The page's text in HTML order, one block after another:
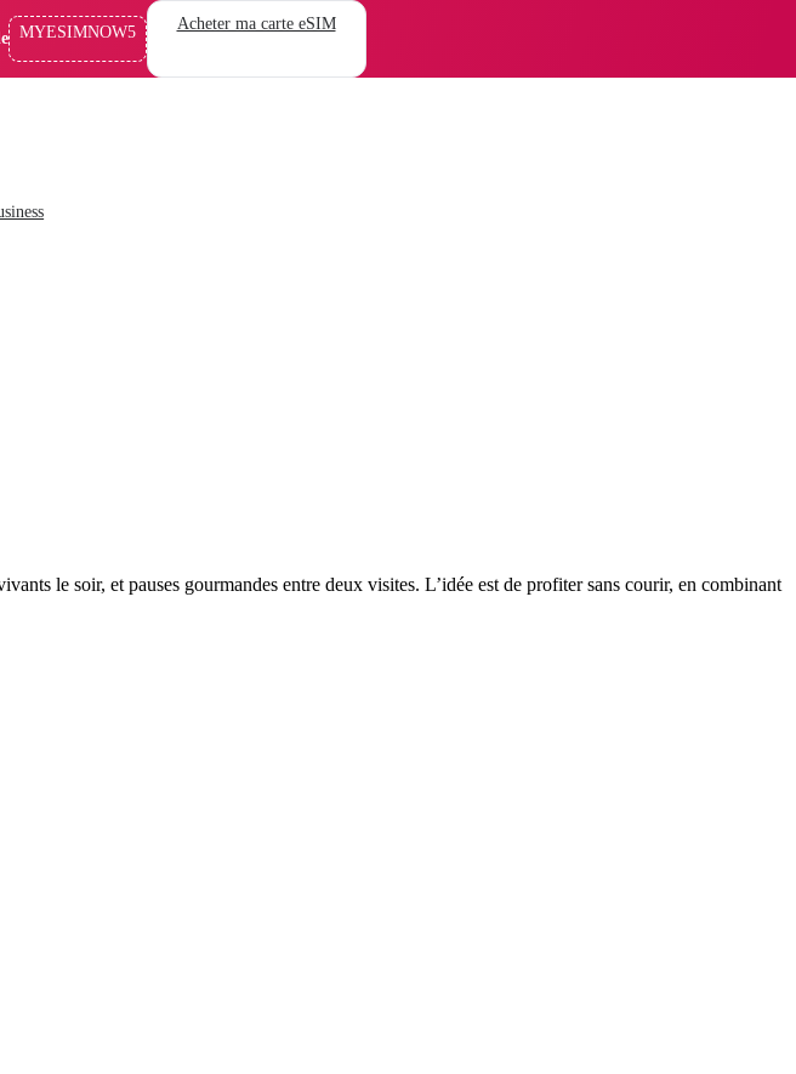
MYESIMNOW5 Acheter ma carte eSIM
le soir, et pauses gourmandes entre deux visites. L’idée est de profiter sans courir, en combinant